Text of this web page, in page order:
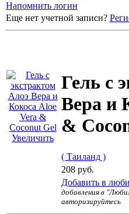
Напомнить логин
Еще нет учетной записи?
Увеличить
Гель с
Вера и
&
( Таиланд )
208 руб.
Добавить в
добавления в
авторизируйтесь